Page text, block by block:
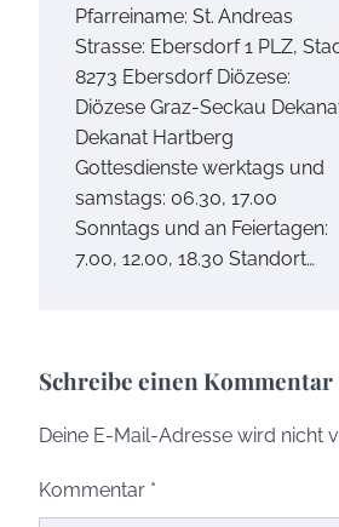
Pfarreiname: St. Andreas
Strasse: Ebersdorf 1 PLZ,
8273 Ebersdorf Diözese:
Diözese Graz-Seckau
Dekanat Hartberg
Gottesdienste werktags und
samstags: 06.30, 17.00
Sonntags und an Feiertagen:
7.00, 12.00, 18.30 Standort…
Schreibe einen Kommentar
Deine E-Mail-Adresse wird nicht
Kommentar *